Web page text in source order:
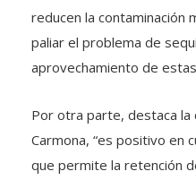
reducen la contaminación
paliar el problema de
aprovechamiento de
Por otra parte, destaca la
Carmona, “es positivo en
que permite la retención